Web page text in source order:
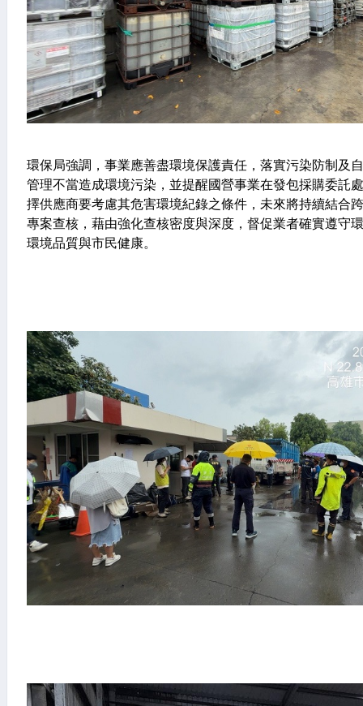
環保局強調，事業應善盡環境保護責任，落實污染防制及
管理不當造成環境污染，並提醒國營事業在發包採購委託
擇供應商要考慮其危害環境紀錄之條件，未來將持續結合
專案查核，藉由強化查核密度與深度，督促業者確實遵守
環境品質與市民健康。